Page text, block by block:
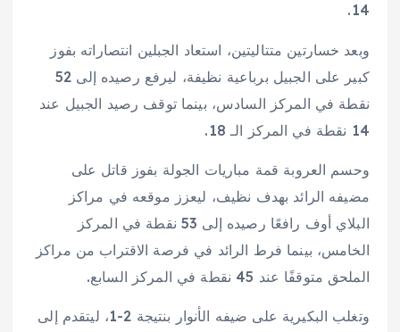
14.
وبعد خسارتين متتاليتين، استعاد الجبلين انتصاراته بفوز
كبير على الجبيل برباعية نظيفة، ليرفع رصيده إلى 52
نقطة في المركز السادس، بينما توقف رصيد الجبيل عند
14 نقطة في المركز الـ 18.
وحسم العروبة قمة مباريات الجولة بفوز قاتل على
مضيفه الرائد بهدف نظيف، ليعزز موقعه في مراكز
البلاي أوف رافعًا رصيده إلى 53 نقطة في المركز
الخامس، بينما فرط الرائد في فرصة الاقتراب من مراكز
الملحق متوقفًا عند 45 نقطة في المركز السابع.
وتغلب البكيرية على ضيفه الأنوار بنتيجة 2-1، ليتقدم إلى